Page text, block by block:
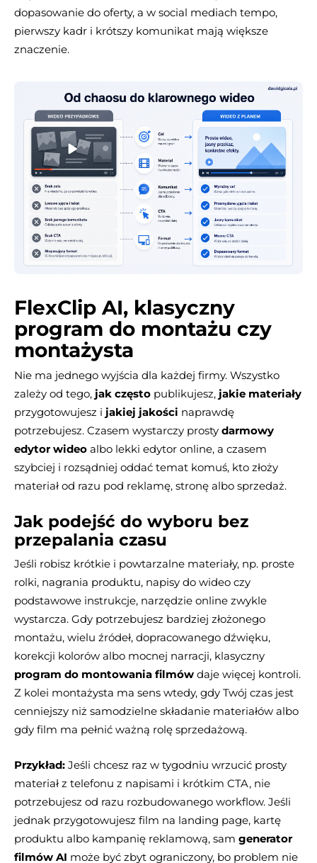
dopasowanie do oferty, a w social mediach tempo,
pierwszy kadr i krótszy komunikat mają większe
znaczenie.
FlexClip AI, klasyczny
program do montażu czy
montażysta
Nie ma jednego wyjścia dla każdej firmy. Wszystko
zależy od tego, jak często publikujesz, jakie materiały
przygotowujesz i jakiej jakości naprawdę
potrzebujesz. Czasem wystarczy prosty darmowy
edytor wideo albo lekki edytor online, a czasem
szybciej i rozsądniej oddać temat komuś, kto złoży
materiał od razu pod reklamę, stronę albo sprzedaż.
Jak podejść do wyboru bez
przepalania czasu
Jeśli robisz krótkie i powtarzalne materiały, np. proste
rolki, nagrania produktu, napisy do wideo czy
podstawowe instrukcje, narzędzie online zwykle
wystarcza. Gdy potrzebujesz bardziej złożonego
montażu, wielu źródeł, dopracowanego dźwięku,
korekcji kolorów albo mocnej narracji, klasyczny
program do montowania filmów daje więcej kontroli.
Z kolei montażysta ma sens wtedy, gdy Twój czas jest
cenniejszy niż samodzielne składanie materiałów albo
gdy film ma pełnić ważną rolę sprzedażową.
Przykład: Jeśli chcesz raz w tygodniu wrzucić prosty
materiał z telefonu z napisami i krótkim CTA, nie
potrzebujesz od razu rozbudowanego workflow. Jeśli
jednak przygotowujesz film na landing page, kartę
produktu albo kampanię reklamową, sam generator
filmów AI może być zbyt ograniczony, bo problem nie